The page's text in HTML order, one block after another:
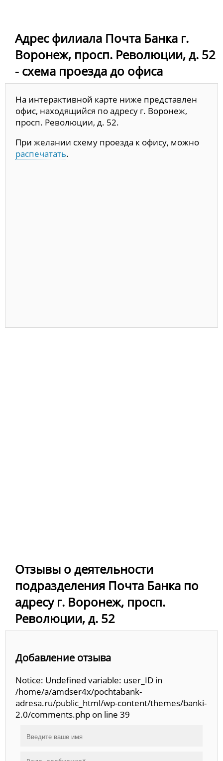
Адрес филиала Почта Банка г.
Воронеж, просп. Революции, д. 52
- схема проезда до офиса
На интерактивной карте ниже представлен
офис, находящийся по адресу г. Воронеж,
просп. Революции, д. 52.
При желании схему проезда к офису, можно
распечатать.
Отзывы о деятельности
подразделения Почта Банка по
адресу г. Воронеж, просп.
Революции, д. 52
Добавление отзыва
Notice: Undefined variable: user_ID in
/home/a/amdser4x/pochtabank-
adresa.ru/public_html/wp-content/themes/banki-
2.0/comments.php on line 39